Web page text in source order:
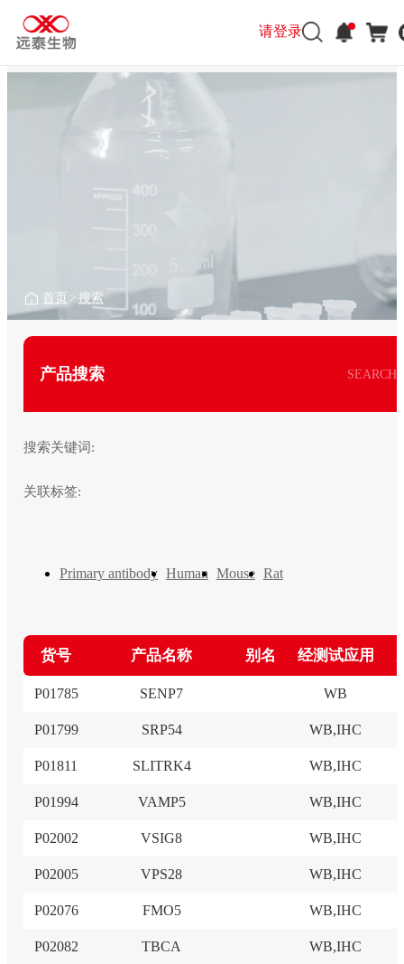
请登录
产品搜索 SEARCH
首页 > 搜索
搜索关键词:
关联标签:
Primary antibody Human Mouse Rat
货号 产品名称 别名 经测试应用
P01785 SENP7 WB
P01799 SRP54 WB,IHC
P01811 SLITRK4 WB,IHC
P01994 VAMP5 WB,IHC
P02002 VSIG8 WB,IHC
P02005 VPS28 WB,IHC
P02076 FMO5 WB,IHC
P02082 TBCA WB,IHC